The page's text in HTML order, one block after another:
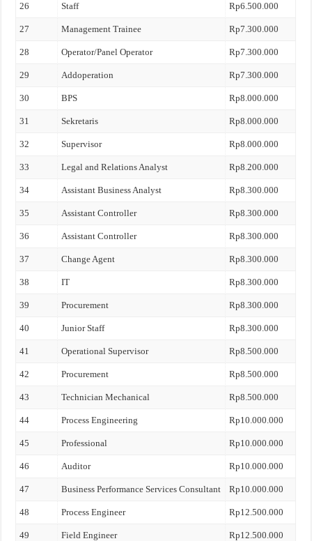
26 Staff Rp6.500.000
27 Management Trainee Rp7.300.000
28 Operator/Panel Operator Rp7.300.000
29 Addoperation Rp7.300.000
30 BPS Rp8.000.000
31 Sekretaris Rp8.000.000
32 Supervisor Rp8.000.000
33 Legal and Relations Analyst Rp8.200.000
34 Assistant Business Analyst Rp8.300.000
35 Assistant Controller Rp8.300.000
36 Assistant Controller Rp8.300.000
37 Change Agent Rp8.300.000
38 IT Rp8.300.000
39 Procurement Rp8.300.000
40 Junior Staff Rp8.300.000
41 Operational Supervisor Rp8.500.000
42 Procurement Rp8.500.000
43 Technician Mechanical Rp8.500.000
44 Process Engineering Rp10.000.000
45 Professional Rp10.000.000
46 Auditor Rp10.000.000
47 Business Performance Services Consultant Rp10.000.000
48 Process Engineer Rp12.500.000
49 Field Engineer Rp12.500.000